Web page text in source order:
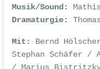
Musik/Sound:
Dramaturgie:
Mit: Bernd
Stephan Schäfer /